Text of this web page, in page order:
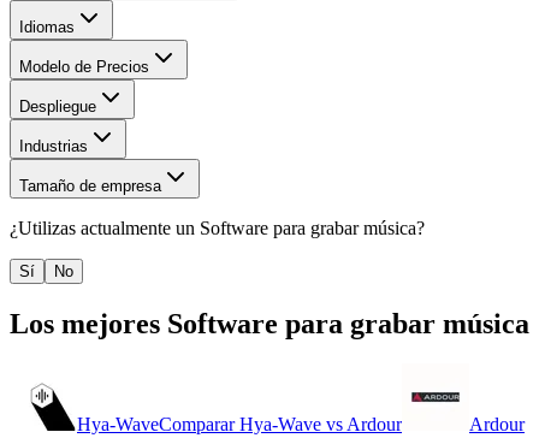
Idiomas
Modelo de Precios
Despliegue
Industrias
Tamaño de empresa
¿Utilizas actualmente un Software para grabar música?
Sí No
Los mejores Software para grabar música
Hya-WaveComparar Hya-Wave vsArdour Ardour